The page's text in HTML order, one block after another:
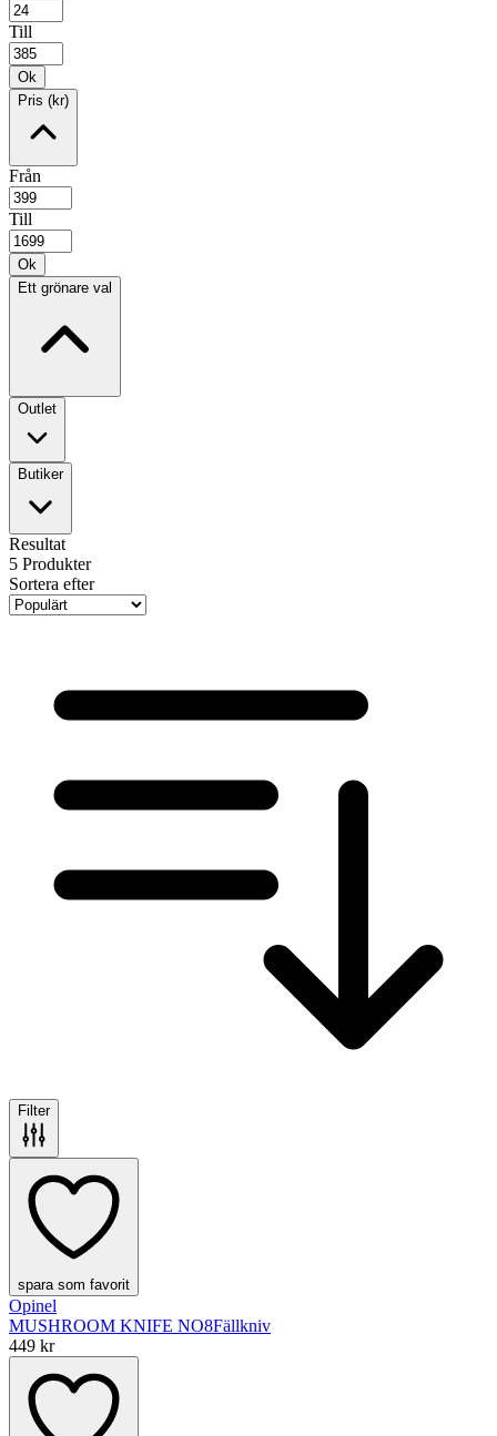
Till
Ok
Pris (kr)
Från
Till
Ok
Ett grönare val
Outlet
Butiker
Resultat
5 Produkter
Sortera efter
Filter
spara som favorit
Opinel
MUSHROOM KNIFE NO8Fällkniv
449 kr